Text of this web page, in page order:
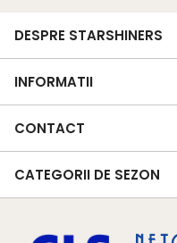
DESPRE STARSHINERS
INFORMATII
CONTACT
CATEGORII DE SEZON